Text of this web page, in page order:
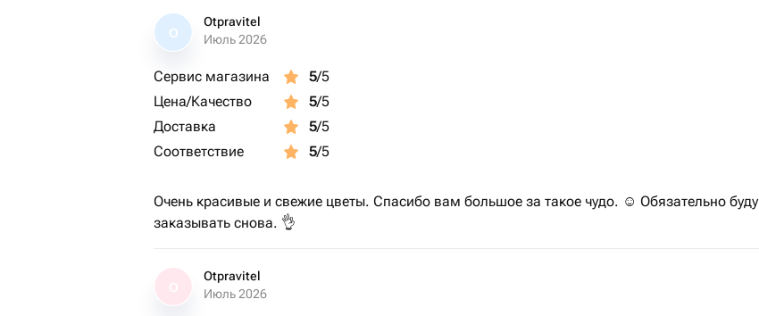
O
Otpravitel
Июль 2026
Сервис магазина 5/5
Цена/Качество
5/5
Доставка
5/5
Соответствие
5/5
Очень красивые и свежие цветы. Спасибо вам большое за такое чудо. ☺️ Обязательно буду
заказывать снова. 👌
Otpravitel
Июль 2026